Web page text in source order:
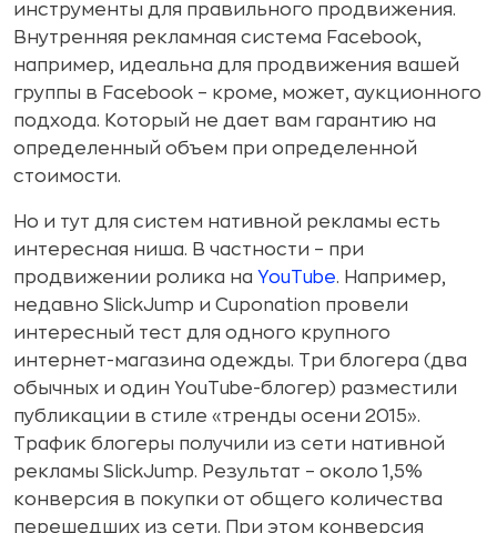
инструменты для правильного продвижения.
Внутренняя рекламная система Facebook,
например, идеальна для продвижения вашей
группы в Facebook – кроме, может, аукционного
подхода. Который не дает вам гарантию на
определенный объем при определенной
стоимости.
Но и тут для систем нативной рекламы есть
интересная ниша. В частности – при
продвижении ролика на YouTube. Например,
недавно SlickJump и Cuponation провели
интересный тест для одного крупного
интернет-магазина одежды. Три блогера (два
обычных и один YouTube-блогер) разместили
публикации в стиле «тренды осени 2015».
Трафик блогеры получили из сети нативной
рекламы SlickJump. Результат – около 1,5%
конверсия в покупки от общего количества
перешедших из сети. При этом конверсия